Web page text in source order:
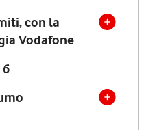
con la
Vodafone
6